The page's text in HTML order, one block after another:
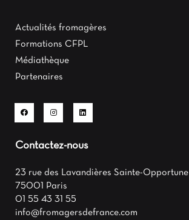
Actualités fromagères
Formations CFPL
Médiathèque
Partenaires
Contactez-nous
23 rue des Lavandières Sainte-Opportune
75001 Paris
01 55 43 31 55
info@fromagersdefrance.com